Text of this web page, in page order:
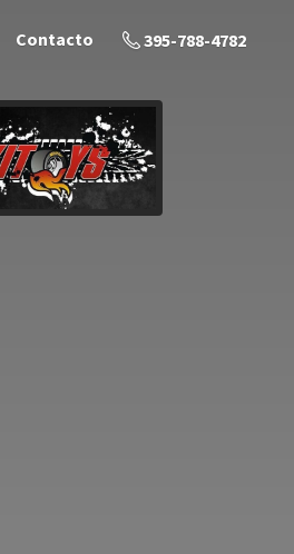
Contacto 395-788-4782